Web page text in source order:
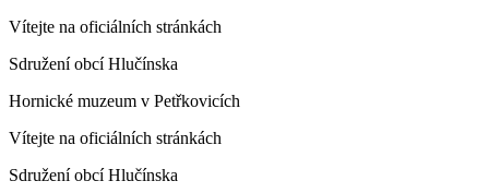
Vítejte na oficiálních stránkách
Sdružení obcí Hlučínska
Hornické muzeum v Petřkovicích
Vítejte na oficiálních stránkách
Sdružení obcí Hlučínska